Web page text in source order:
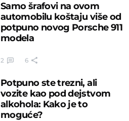
Samo šrafovi na ovom
automobilu koštaju više od
potpuno novog Porsche 911
modela
2 6
Potpuno ste trezni, ali
vozite kao pod dejstvom
alkohola: Kako je to
moguće?